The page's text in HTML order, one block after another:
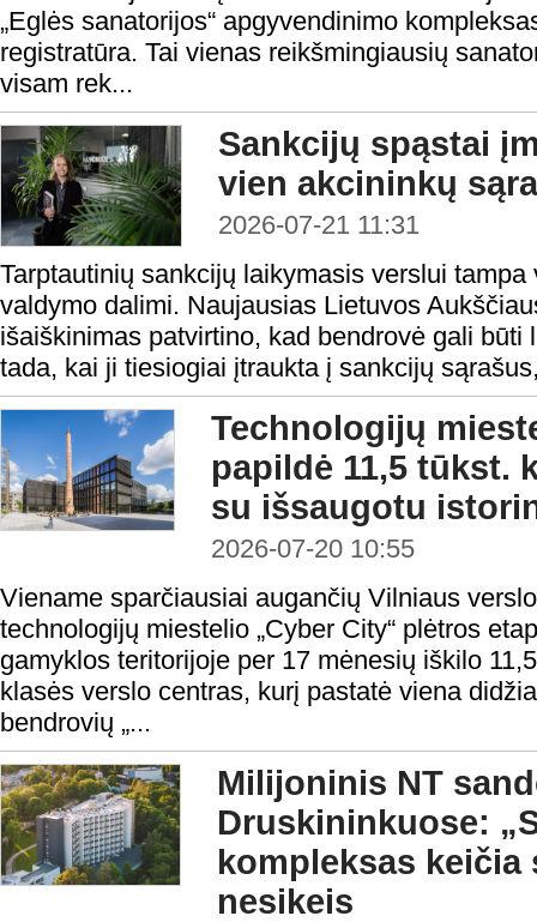
„Eglės sanatorijos“ apgyvendinimo
registratūra. Tai vienas reikšmingiausių
visam rek...
Sankcijų spąstai
vien akcininkų
2026-07-21 11:31
Tarptautinių sankcijų laikymasis verslui
valdymo dalimi. Naujausias Lietuvos
išaiškinimas patvirtino, kad bendrovė gali būti
tada, kai ji tiesiogiai įtraukta į sankcijų
Technologijų
papildė 11,5 tūkst.
su išsaugotu
2026-07-20 10:55
Viename sparčiausiai augančių Vilniaus
technologijų miestelio „Cyber City“ plėtros
gamyklos teritorijoje per 17 mėnesių iškilo
klasės verslo centras, kurį pastatė viena
bendrovių „...
Milijoninis NT
Druskininkuose:
kompleksas keičia
nesikeis